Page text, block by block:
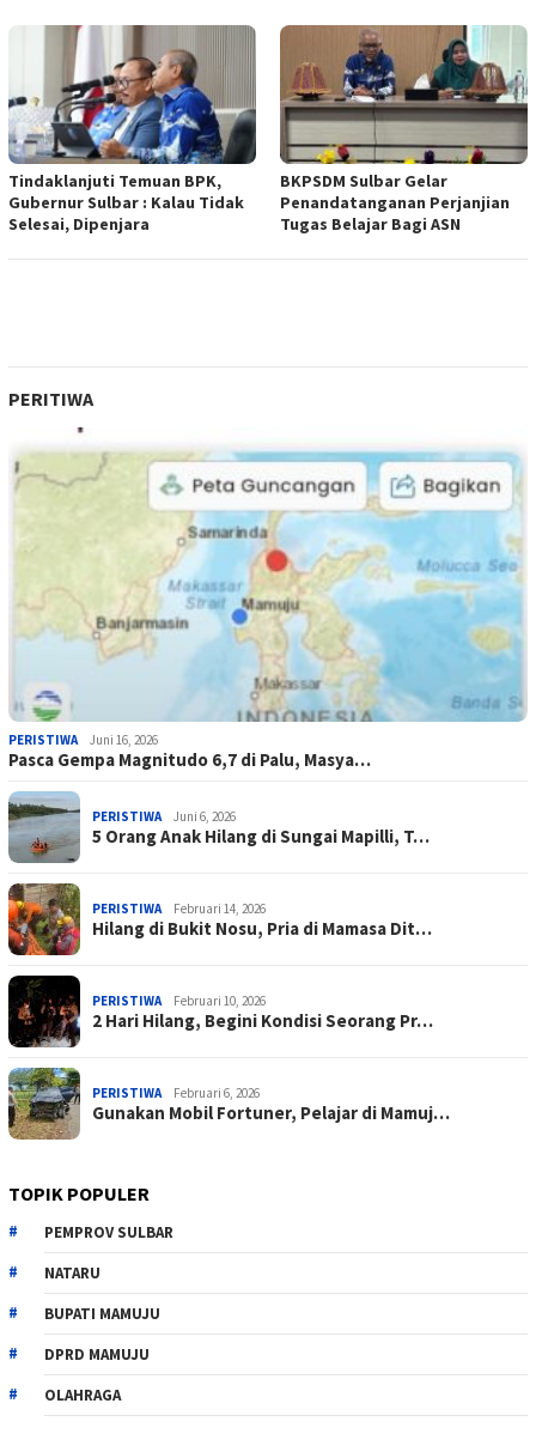
Tindaklanjuti Temuan BPK,
Gubernur Sulbar : Kalau Tidak
Selesai, Dipenjara
BKPSDM Sulbar Gelar
Penandatanganan Perjanjian
Tugas Belajar Bagi ASN
PERITIWA
PERISTIWA Juni 16, 2026
Pasca Gempa Magnitudo 6,7 di Palu, Masya…
PERISTIWA Juni 6, 2026
5 Orang Anak Hilang di Sungai Mapilli, T…
PERISTIWA Februari 14, 2026
Hilang di Bukit Nosu, Pria di Mamasa Dit…
PERISTIWA Februari 10, 2026
2 Hari Hilang, Begini Kondisi Seorang Pr…
PERISTIWA Februari 6, 2026
Gunakan Mobil Fortuner, Pelajar di Mamuj…
TOPIK POPULER
PEMPROV SULBAR
NATARU
BUPATI MAMUJU
DPRD MAMUJU
OLAHRAGA